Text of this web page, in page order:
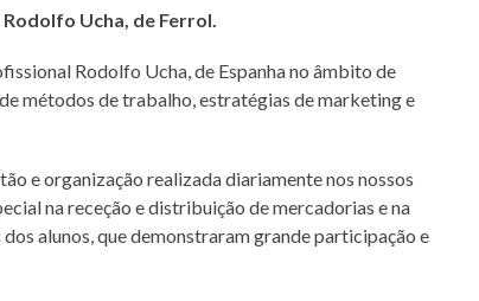
Ucha, de Ferrol.
Rodolfo Ucha, de Espanha no âmbito de
métodos de trabalho, estratégias de marketing e
e organização realizada diariamente nos nossos
na receção e distribuição de mercadorias e na
alunos, que demonstraram grande participação e